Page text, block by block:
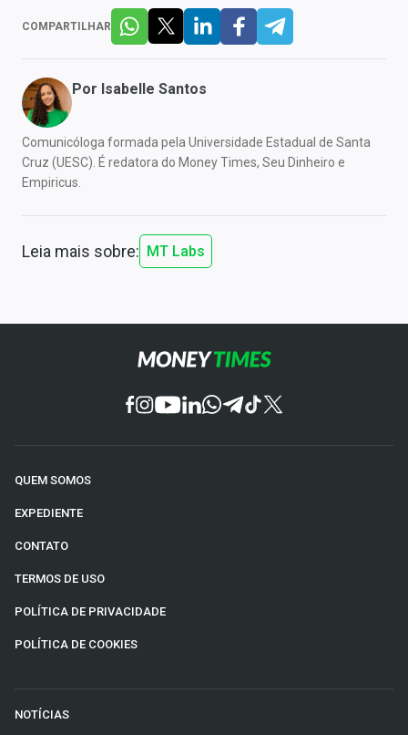
COMPARTILHAR
Por Isabelle Santos
Comunicóloga formada pela Universidade Estadual de Santa
Cruz (UESC). É redatora do Money Times, Seu Dinheiro e
Empiricus.
Leia mais sobre: MT Labs
QUEM SOMOS
EXPEDIENTE
CONTATO
TERMOS DE USO
POLÍTICA DE PRIVACIDADE
POLÍTICA DE COOKIES
NOTÍCIAS